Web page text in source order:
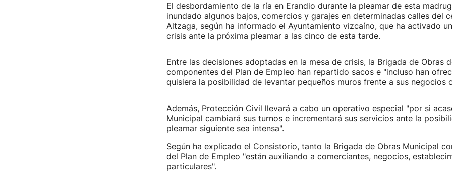
El desbordamiento de la ría en Erandio durante la pleamar de esta
inundado algunos bajos, comercios y garajes en determinadas calles del
Altzaga, según ha informado el Ayuntamiento vizcaíno, que ha activado
crisis ante la próxima pleamar a las cinco de esta tarde.
Entre las decisiones adoptadas en la mesa de crisis, la Brigada de Obras
componentes del Plan de Empleo han repartido sacos e "incluso han
quisiera la posibilidad de levantar pequeños muros frente a sus negocios
Además, Protección Civil llevará a cabo un operativo especial "por si
Municipal cambiará sus turnos e incrementará sus servicios ante la
pleamar siguiente sea intensa".
Según ha explicado el Consistorio, tanto la Brigada de Obras Municipal
del Plan de Empleo "están auxiliando a comerciantes, negocios,
particulares".